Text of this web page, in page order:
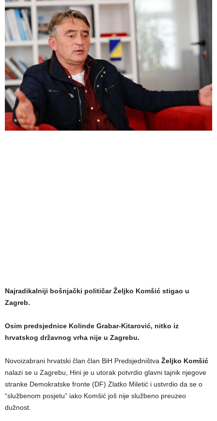
Najradikalniji bošnjački političar Željko Komšić stigao u
Zagreb.
Osim predsjednice Kolinde Grabar-Kitarović, nitko iz
hrvatskog državnog vrha nije u Zagrebu.
Novoizabrani hrvatski član član BiH Predsjedništva Željko Komšić
nalazi se u Zagrebu, Hini je u utorak potvrdio glavni tajnik njegove
stranke Demokratske fronte (DF) Zlatko Miletić i ustvrdio da se o
“službenom posjetu” iako Komšić još nije službeno preuzeo
dužnost.